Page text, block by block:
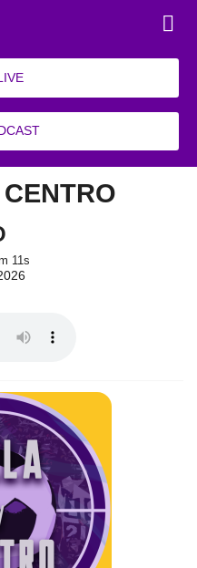
11s